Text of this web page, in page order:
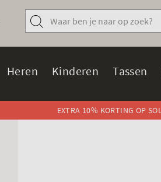
Heren Kinderen Tassen
EXTRA 10% KORTING OP